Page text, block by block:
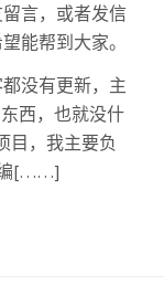
言，或者发信
能帮到大家。
没有更新，主
西，也就没什
目，我主要负
编[……]